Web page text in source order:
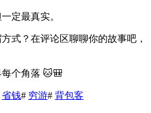
定最真实。
式？在评论区聊聊你的故事吧，
个角落 🐱🎒
省钱# 穷游# 背包客